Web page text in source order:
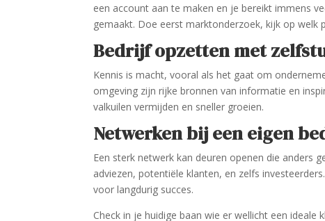
een account aan te maken en je bereikt immens
gemaakt. Doe eerst marktonderzoek, kijk op
Bedrijf opzetten met
Kennis is macht, vooral als het gaat om
omgeving zijn rijke bronnen van informatie en
valkuilen vermijden en sneller groeien.
Netwerken bij een eigen
Een sterk netwerk kan deuren openen die anders
adviezen, potentiële klanten, en zelfs
voor langdurig succes.
Check in je huidige baan wie er wellicht een